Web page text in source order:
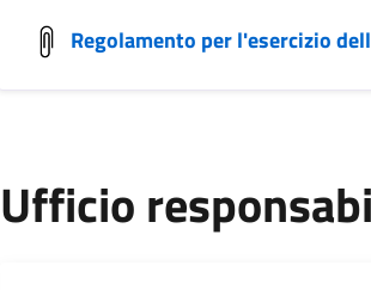
Regolamento per l'esercizio
Ufficio